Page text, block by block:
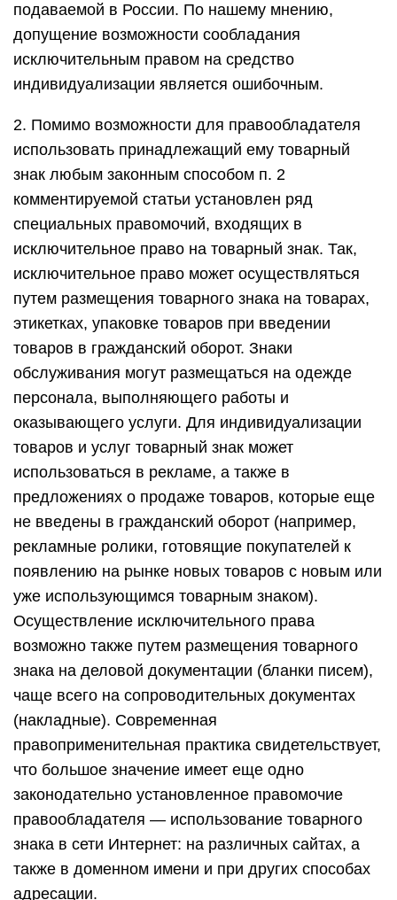
подаваемой в России. По нашему мнению,
допущение возможности сообладания
исключительным правом на средство
индивидуализации является ошибочным.
2. Помимо возможности для правообладателя
использовать принадлежащий ему товарный
знак любым законным способом п. 2
комментируемой статьи установлен ряд
специальных правомочий, входящих в
исключительное право на товарный знак. Так,
исключительное право может осуществляться
путем размещения товарного знака на товарах,
этикетках, упаковке товаров при введении
товаров в гражданский оборот. Знаки
обслуживания могут размещаться на одежде
персонала, выполняющего работы и
оказывающего услуги. Для индивидуализации
товаров и услуг товарный знак может
использоваться в рекламе, а также в
предложениях о продаже товаров, которые еще
не введены в гражданский оборот (например,
рекламные ролики, готовящие покупателей к
появлению на рынке новых товаров с новым или
уже использующимся товарным знаком).
Осуществление исключительного права
возможно также путем размещения товарного
знака на деловой документации (бланки писем),
чаще всего на сопроводительных документах
(накладные). Современная
правоприменительная практика свидетельствует,
что большое значение имеет еще одно
законодательно установленное правомочие
правообладателя — использование товарного
знака в сети Интернет: на различных сайтах, а
также в доменном имени и при других способах
адресации.